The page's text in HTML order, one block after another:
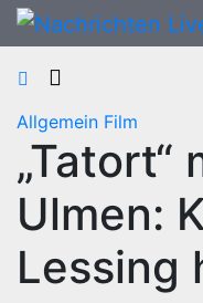
Zum
Inhalt
springen
Allgemein Film
„Tatort“
Ulmen:
Lessing